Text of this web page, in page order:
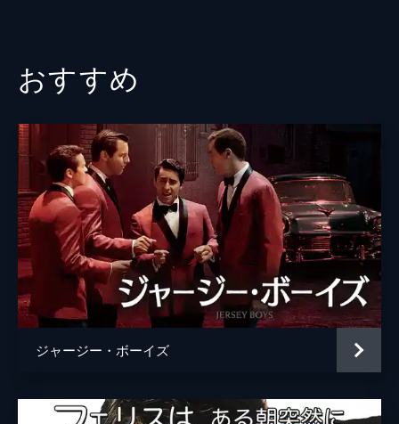
おすすめ
ジャージー・ボーイズ